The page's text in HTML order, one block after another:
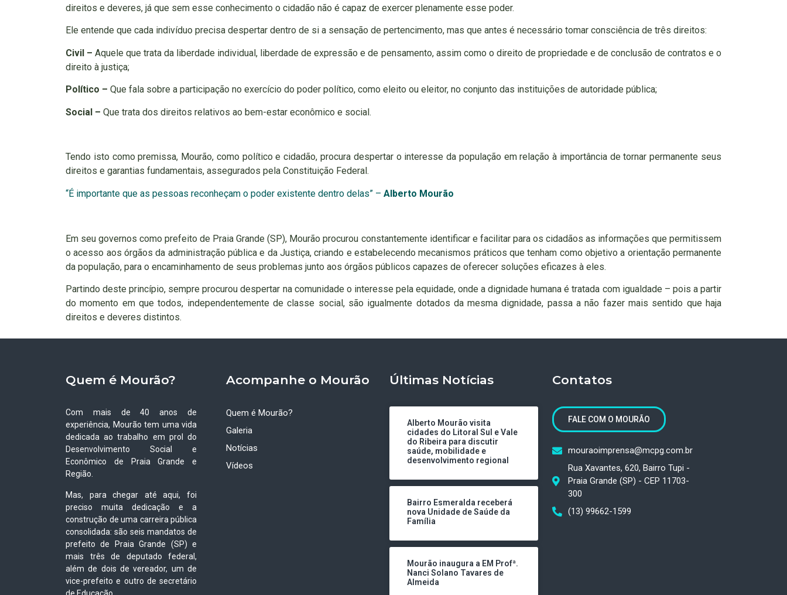
direitos e deveres, já que sem esse conhecimento o cidadão não é capaz de exercer plenamente esse poder.
Ele entende que cada indivíduo precisa despertar dentro de si a sensação de pertencimento, mas que antes é necessário tomar consciência de três direitos:
Civil – Aquele que trata da liberdade individual, liberdade de expressão e de pensamento, assim como o direito de propriedade e de conclusão de contratos e o
direito à justiça;
Político – Que fala sobre a participação no exercício do poder político, como eleito ou eleitor, no conjunto das instituições de autoridade pública;
Social – Que trata dos direitos relativos ao bem-estar econômico e social.
Tendo isto como premissa, Mourão, como político e cidadão, procura despertar o interesse da população em relação à importância de tornar permanente seus
direitos e garantias fundamentais, assegurados pela Constituição Federal.
“É importante que as pessoas reconheçam o poder existente dentro delas” – Alberto Mourão
Em seu governos como prefeito de Praia Grande (SP), Mourão procurou constantemente identificar e facilitar para os cidadãos as informações que permitissem
o acesso aos órgãos da administração pública e da Justiça, criando e estabelecendo mecanismos práticos que tenham como objetivo a orientação permanente
da população, para o encaminhamento de seus problemas junto aos órgãos públicos capazes de oferecer soluções eficazes à eles.
Partindo deste princípio, sempre procurou despertar na comunidade o interesse pela equidade, onde a dignidade humana é tratada com igualdade – pois a partir
do momento em que todos, independentemente de classe social, são igualmente dotados da mesma dignidade, passa a não fazer mais sentido que haja
direitos e deveres distintos.
Quem é Mourão?
Com mais de 40 anos de
experiência, Mourão tem uma vida
dedicada ao trabalho em prol do
Desenvolvimento Social e
Econômico de Praia Grande e
Região.
Mas, para chegar até aqui, foi
preciso muita dedicação e a
construção de uma carreira pública
consolidada: são seis mandatos de
prefeito de Praia Grande (SP) e
mais três de deputado federal,
além de dois de vereador, um de
vice-prefeito e outro de secretário
de Educação.
Acompanhe o Mourão
Quem é Mourão?
Galeria
Notícias
Vídeos
Últimas Notícias
Alberto Mourão visita
cidades do Litoral Sul e Vale
do Ribeira para discutir
saúde, mobilidade e
desenvolvimento regional
Bairro Esmeralda receberá
nova Unidade de Saúde da
Família
Mourão inaugura a EM Profª.
Nanci Solano Tavares de
Almeida
Contatos
FALE COM O MOURÃO
mouraoimprensa@mcpg.com.br
Rua Xavantes, 620, Bairro Tupi -
Praia Grande (SP) - CEP 11703-
300
(13) 99662-1599